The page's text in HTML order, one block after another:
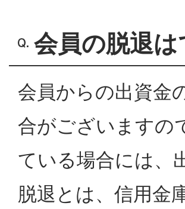
会員の脱退
会員からの出資金
合がございますの
ている場合には、
脱退とは、信用金